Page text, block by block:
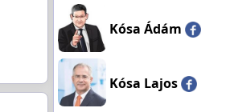
Kósa Ádám
Kósa Lajos